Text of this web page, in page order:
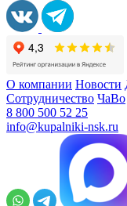
О компании Новости
Сотрудничество ЧаВо
8 800 500 52 25
info@kupalniki-nsk.ru